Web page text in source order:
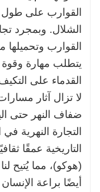
القوارب على طول
الشلال. وبمجرد
القوارب وتحميلها
يتطلب مهارة وقوة
القدماء على
لا تزال آثار
ضفاف النهر حتى
التجارة النهرية
التاريخية عمقًا
(هوكو)، مما يُتيح
أيضًا براعة